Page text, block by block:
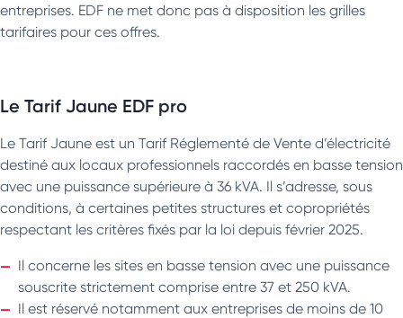
entreprises. EDF ne met donc pas à disposition les grilles
tarifaires pour ces offres.
Le Tarif Jaune EDF pro
Le Tarif Jaune est un Tarif Réglementé de Vente d’électricité
destiné aux locaux professionnels raccordés en basse tension
avec une puissance supérieure à 36 kVA. Il s’adresse, sous
conditions, à certaines petites structures et copropriétés
respectant les critères fixés par la loi depuis février 2025.
Il concerne les sites en basse tension avec une puissance
souscrite strictement comprise entre 37 et 250 kVA.
Il est réservé notamment aux entreprises de moins de 10